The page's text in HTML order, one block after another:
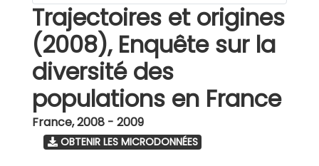
Trajectoires et origines
(2008), Enquête sur la
diversité des
populations en France
France,2008 - 2009
OBTENIR LES MICRODONNÉES